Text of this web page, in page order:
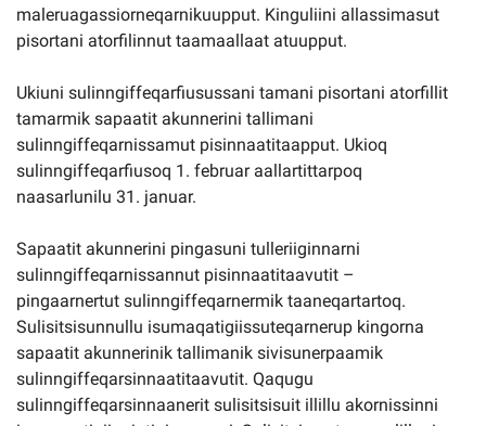
maleruagassiorneqarnikuupput. Kinguliini allassimasut
pisortani atorfilinnut taamaallaat atuupput.
Ukiuni sulinngiffeqarfiusussani tamani pisortani atorfillit
tamarmik sapaatit akunnerini tallimani
sulinngiffeqarnissamut pisinnaatitaapput. Ukioq
sulinngiffeqarfiusoq 1. februar aallartittarpoq
naasarlunilu 31. januar.
Sapaatit akunnerini pingasuni tulleriiginnarni
sulinngiffeqarnissannut pisinnaatitaavutit –
pingaarnertut sulinngiffeqarnermik taaneqartartoq.
Sulisitsisunnullu isumaqatigiissuteqarnerup kingorna
sapaatit akunnerinik tallimanik sivisunerpaamik
sulinngiffeqarsinnaatitaavutit. Qaqugu
sulinngiffeqarsinnaanerit sulisitsisuit illillu akornissinni